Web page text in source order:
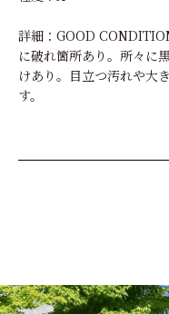
詳細：GOOD
に破れ箇所あり。所々に
けあり。目立つ汚れや大
す。